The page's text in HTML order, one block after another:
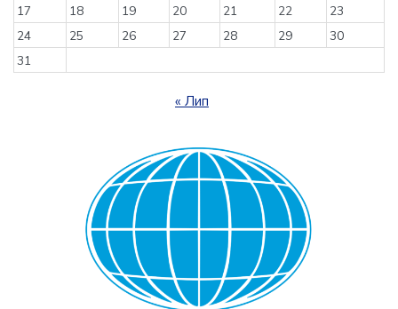
17
18 19 20 21 22
23
24
25 26 27 28 29
30
31
« Лип